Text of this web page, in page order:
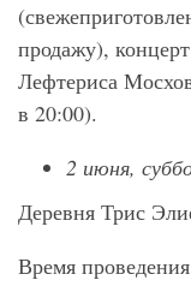
продажу),
Лефтериса
в 20:00).
2 июня,
Деревня Трис
Время